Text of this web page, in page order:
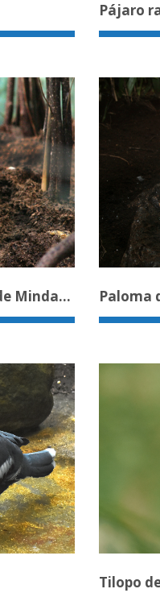
Pájaro
Paloma de corazón sangrante de Mindanao Paloma
Tilopo